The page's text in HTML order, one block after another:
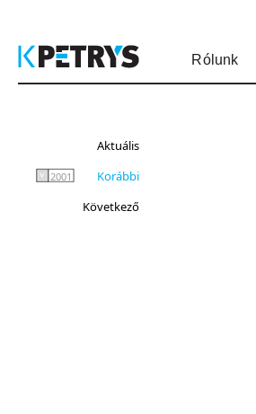
Rólunk
Aktuális
2001
Korábbi
Következő